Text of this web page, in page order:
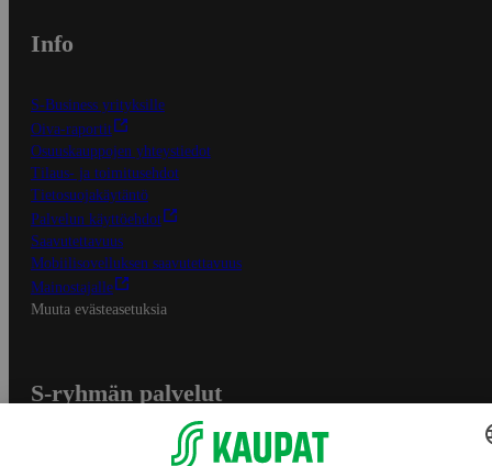
Info
S-Business yrityksille
Oiva-raportit
Osuuskauppojen yhteystiedot
Tilaus- ja toimitusehdot
Tietosuojakäytäntö
Palvelun käyttöehdot
Saavutettavuus
Mobiilisovelluksen saavutettavuus
Mainostajalle
Muuta evästeasetuksia
S-ryhmän palvelut